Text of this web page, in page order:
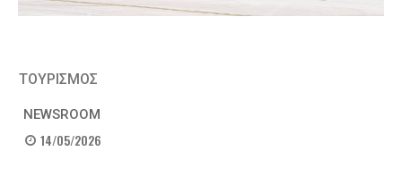
ΤΟΥΡΙΣΜΟΣ
NEWSROOM
14/05/2026